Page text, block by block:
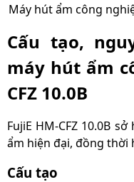
Máy hút ẩm công
Cấu tạo,
máy hút ẩm
CFZ 10.0B
FujiE HM-CFZ 10.0B
ẩm hiện đại, đồng
Cấu tạo